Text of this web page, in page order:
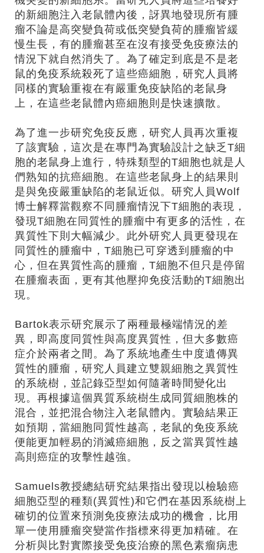
的新細胞注入老鼠體內後，訝異地發現所有腫
瘤不論是高突變負荷或低突變負荷的腫瘤皆緩
慢生長，有的腫瘤甚至在沒有接受免疫療法的
情況下就自然消失了。為了確定到底是不是老
鼠的免疫系統殺死了這些癌細胞，研究人員將
同樣的實驗重複在有嚴重免疫缺陷的老鼠身
上，在這些老鼠體內癌細胞則是快速擴散。
為了進一步研究免疫反應，研究人員再次重複
了該實驗，這次是在專門為實驗設計之缺乏T細
胞的老鼠身上進行，特殊類型的T細胞也就是人
們熟知的抗癌細胞。在這些老鼠身上的結果則
是與免疫嚴重缺陷的老鼠近似。研究人員Wolf
博士解釋當觀察不同腫瘤情況下T細胞的表現，
發現T細胞在同質性的腫瘤中有更多的活性，在
異質性下則大幅減少。此外研究人員更發現在
同質性的腫瘤中，T細胞已可穿透到腫瘤的中
心，但在異質性高的腫瘤，T細胞不但只是停留
在腫瘤表面，更有其他壓抑免疫活動的T細胞出
現。
Bartok表示研究展示了兩種最極端情況的差
異，即高度同質性與高度異質性，但大多數癌
症介於兩者之間。為了系統地產生中度遺傳異
質性的腫瘤，研究人員建立雙親細胞之異質性
的系統樹，並記錄亞型如何隨著時間變化出
現。再根據這個異質系統樹生成同質細胞株的
混合，並把混合物注入老鼠體內。實驗結果正
如預期，當細胞同質性越高，老鼠的免疫系統
便能更加輕易的消滅癌細胞，反之當異質性越
高則癌症的攻擊性越強。
Samuels教授總結研究結果指出發現以檢驗癌
細胞亞型的種類(異質性)和它們在基因系統樹上
確切的位置來預測免疫療法成功的機會，比用
單一使用腫瘤突變當作指標來得更加精確。在
分析與比對實際接受免疫治療的黑色素瘤病患